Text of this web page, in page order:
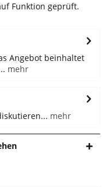
Funktion geprüft.
Angebot beinhaltet
mehr
mehr